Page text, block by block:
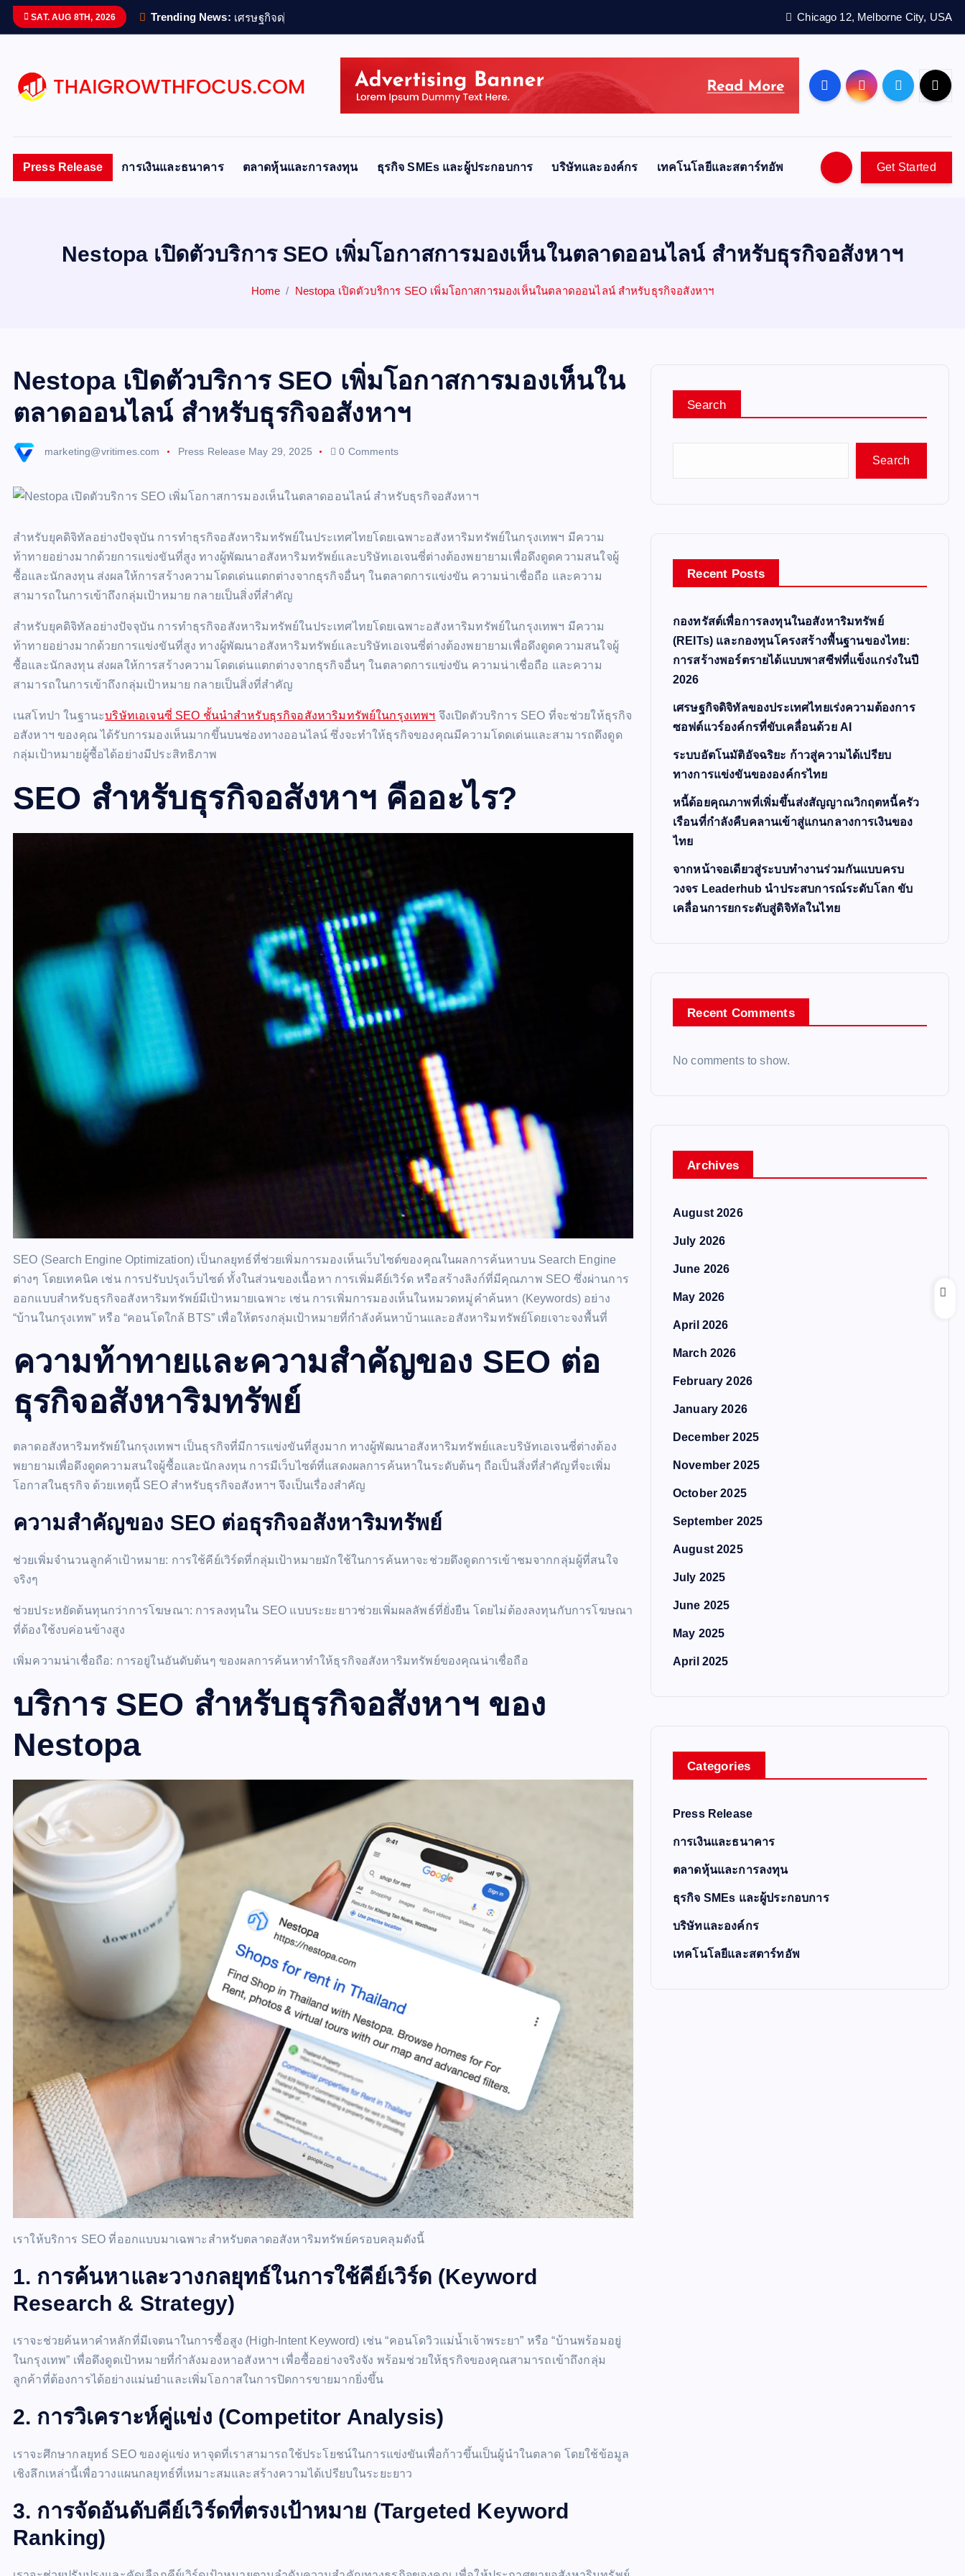
SAT. AUG 8TH, 2026 Trending News: เศรษฐกจด Chicago 12, Melborne City, USA
Press Release การเงินและธนาคาร ตลาดหุ้นและการลงทุน ธุรกิจ SMEs และผู้ประกอบการ บริษัทและองค์กร เทคโนโลยีและสตาร์ทอัพ Get Started
Nestopa เปิดตัวบริการ SEO เพิ่มโอกาสการมองเห็นในตลาดออนไลน์ สำหรับธุรกิจอสังหาฯ
Home Nestopa เปิดตัวบริการ SEO เพิ่มโอกาสการมองเห็นในตลาดออนไลน์ สำหรับธุรกิจอสังหาฯ
Nestopa เปิดตัวบริการ SEO เพิ่มโอกาสการมองเห็นใน
ตลาดออนไลน์ สำหรับธุรกิจอสังหาฯ
marketing@vritimes.com Press Release May 29, 2025 0 Comments
สำหรับยุคดิจิทัลอย่างปัจจุบัน การทำธุรกิจอสังหาริมทรัพย์ในประเทศไทยโดยเฉพาะอสังหาริมทรัพย์ในกรุงเทพฯ มีความ
ท้าทายอย่างมากด้วยการแข่งขันที่สูง ทางผู้พัฒนาอสังหาริมทรัพย์และบริษัทเอเจนซี่ต่างต้องพยายามเพื่อดึงดูดความสนใจผู้
ซื้อและนักลงทุน ส่งผลให้การสร้างความโดดเด่นแตกต่างจากธุรกิจอื่นๆ ในตลาดการแข่งขัน ความน่าเชื่อถือ และความ
สามารถในการเข้าถึงกลุ่มเป้าหมาย กลายเป็นสิ่งที่สำคัญ
สำหรับยุคดิจิทัลอย่างปัจจุบัน การทำธุรกิจอสังหาริมทรัพย์ในประเทศไทยโดยเฉพาะอสังหาริมทรัพย์ในกรุงเทพฯ มีความ
ท้าทายอย่างมากด้วยการแข่งขันที่สูง ทางผู้พัฒนาอสังหาริมทรัพย์และบริษัทเอเจนซี่ต่างต้องพยายามเพื่อดึงดูดความสนใจผู้
ซื้อและนักลงทุน ส่งผลให้การสร้างความโดดเด่นแตกต่างจากธุรกิจอื่นๆ ในตลาดการแข่งขัน ความน่าเชื่อถือ และความ
สามารถในการเข้าถึงกลุ่มเป้าหมาย กลายเป็นสิ่งที่สำคัญ
เนสโทปา ในฐานะบริษัทเอเจนซี่ SEO ชั้นนำสำหรับธุรกิจอสังหาริมทรัพย์ในกรุงเทพฯ จึงเปิดตัวบริการ SEO ที่จะช่วยให้ธุรกิจ
อสังหาฯ ของคุณ ได้รับการมองเห็นมากขึ้นบนช่องทางออนไลน์ ซึ่งจะทำให้ธุรกิจของคุณมีความโดดเด่นและสามารถดึงดูด
กลุ่มเป้าหมายผู้ซื้อได้อย่างมีประสิทธิภาพ
SEO สำหรับธุรกิจอสังหาฯ คืออะไร?
SEO (Search Engine Optimization) เป็นกลยุทธ์ที่ช่วยเพิ่มการมองเห็นเว็บไซต์ของคุณในผลการค้นหาบน Search Engine
ต่างๆ โดยเทคนิค เช่น การปรับปรุงเว็บไซต์ ทั้งในส่วนของเนื้อหา การเพิ่มคีย์เวิร์ด หรือสร้างลิงก์ที่มีคุณภาพ SEO ซึ่งผ่านการ
ออกแบบสำหรับธุรกิจอสังหาริมทรัพย์มีเป้าหมายเฉพาะ เช่น การเพิ่มการมองเห็นในหมวดหมู่คำค้นหา (Keywords) อย่าง
“บ้านในกรุงเทพ” หรือ “คอนโดใกล้ BTS” เพื่อให้ตรงกลุ่มเป้าหมายที่กำลังค้นหาบ้านและอสังหาริมทรัพย์โดยเจาะจงพื้นที่
ความท้าทายและความสำคัญของ SEO ต่อ
ธุรกิจอสังหาริมทรัพย์
ตลาดอสังหาริมทรัพย์ในกรุงเทพฯ เป็นธุรกิจที่มีการแข่งขันที่สูงมาก ทางผู้พัฒนาอสังหาริมทรัพย์และบริษัทเอเจนซี่ต่างต้อง
พยายามเพื่อดึงดูดความสนใจผู้ซื้อและนักลงทุน การมีเว็บไซต์ที่แสดงผลการค้นหาในระดับต้นๆ ถือเป็นสิ่งที่สำคัญที่จะเพิ่ม
โอกาสในธุรกิจ ด้วยเหตุนี้ SEO สำหรับธุรกิจอสังหาฯ จึงเป็นเรื่องสำคัญ
ความสำคัญของ SEO ต่อธุรกิจอสังหาริมทรัพย์
ช่วยเพิ่มจำนวนลูกค้าเป้าหมาย: การใช้คีย์เวิร์ดที่กลุ่มเป้าหมายมักใช้ในการค้นหาจะช่วยดึงดูดการเข้าชมจากกลุ่มผู้ที่สนใจ
จริงๆ
ช่วยประหยัดต้นทุนกว่าการโฆษณา: การลงทุนใน SEO แบบระยะยาวช่วยเพิ่มผลลัพธ์ที่ยั่งยืน โดยไม่ต้องลงทุนกับการโฆษณา
ที่ต้องใช้งบค่อนข้างสูง
เพิ่มความน่าเชื่อถือ: การอยู่ในอันดับต้นๆ ของผลการค้นหาทำให้ธุรกิจอสังหาริมทรัพย์ของคุณน่าเชื่อถือ
บริการ SEO สำหรับธุรกิจอสังหาฯ ของ
Nestopa
เราให้บริการ SEO ที่ออกแบบมาเฉพาะสำหรับตลาดอสังหาริมทรัพย์ครอบคลุมดังนี้
1. การค้นหาและวางกลยุทธ์ในการใช้คีย์เวิร์ด (Keyword
Research & Strategy)
เราจะช่วยค้นหาคำหลักที่มีเจตนาในการซื้อสูง (High-Intent Keyword) เช่น “คอนโดวิวแม่น้ำเจ้าพระยา” หรือ “บ้านพร้อมอยู่
ในกรุงเทพ” เพื่อดึงดูดเป้าหมายที่กำลังมองหาอสังหาฯ เพื่อซื้ออย่างจริงจัง พร้อมช่วยให้ธุรกิจของคุณสามารถเข้าถึงกลุ่ม
ลูกค้าที่ต้องการได้อย่างแม่นยำและเพิ่มโอกาสในการปิดการขายมากยิ่งขึ้น
2. การวิเคราะห์คู่แข่ง (Competitor Analysis)
เราจะศึกษากลยุทธ์ SEO ของคู่แข่ง หาจุดที่เราสามารถใช้ประโยชน์ในการแข่งขันเพื่อก้าวขึ้นเป็นผู้นำในตลาด โดยใช้ข้อมูล
เชิงลึกเหล่านี้เพื่อวางแผนกลยุทธ์ที่เหมาะสมและสร้างความได้เปรียบในระยะยาว
3. การจัดอันดับคีย์เวิร์ดที่ตรงเป้าหมาย (Targeted Keyword
Ranking)
Search
Search
Recent Posts
กองทรัสต์เพื่อการลงทุนในอสังหาริมทรัพย์
(REITs) และกองทุนโครงสร้างพื้นฐานของไทย:
การสร้างพอร์ตรายได้แบบพาสซีฟที่แข็งแกร่งในปี
2026
เศรษฐกิจดิจิทัลของประเทศไทยเร่งความต้องการ
ซอฟต์แวร์องค์กรที่ขับเคลื่อนด้วย AI
ระบบอัตโนมัติอัจฉริยะ ก้าวสู่ความได้เปรียบ
ทางการแข่งขันขององค์กรไทย
หนี้ด้อยคุณภาพที่เพิ่มขึ้นส่งสัญญาณวิกฤตหนี้ครัว
เรือนที่กำลังคืบคลานเข้าสู่แกนกลางการเงินของ
ไทย
จากหน้าจอเดียวสู่ระบบทำงานร่วมกันแบบครบ
วงจร Leaderhub นำประสบการณ์ระดับโลก ขับ
เคลื่อนการยกระดับสู่ดิจิทัลในไทย
Recent Comments
No comments to show.
Archives
August 2026
July 2026
June 2026
May 2026
April 2026
March 2026
February 2026
January 2026
December 2025
November 2025
October 2025
September 2025
August 2025
July 2025
June 2025
May 2025
April 2025
Categories
Press Release
การเงินและธนาคาร
ตลาดหุ้นและการลงทุน
ธุรกิจ SMEs และผู้ประกอบการ
บริษัทและองค์กร
เทคโนโลยีและสตาร์ทอัพ